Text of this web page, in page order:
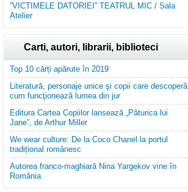
”VICTIMELE DATORIEI” TEATRUL MIC / Sala
Atelier
Carti, autori, librarii, biblioteci
Top 10 cărți apărute în 2019
Literatură, personaje unice şi copii care descoperă
cum funcţionează lumea din jur
Editura Cartea Copiilor lansează „Păturica lui
Jane”, de Arthur Miller
We wear culture: De la Coco Chanel la portul
tradițional românesc
Autorea franco-maghiară Nina Yargekov vine în
România